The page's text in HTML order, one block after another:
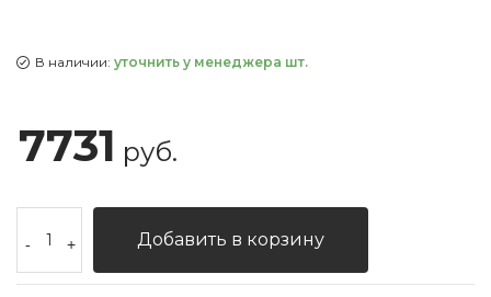
В наличии: уточнить у менеджера шт.
7731 руб.
- + Добавить в корзину